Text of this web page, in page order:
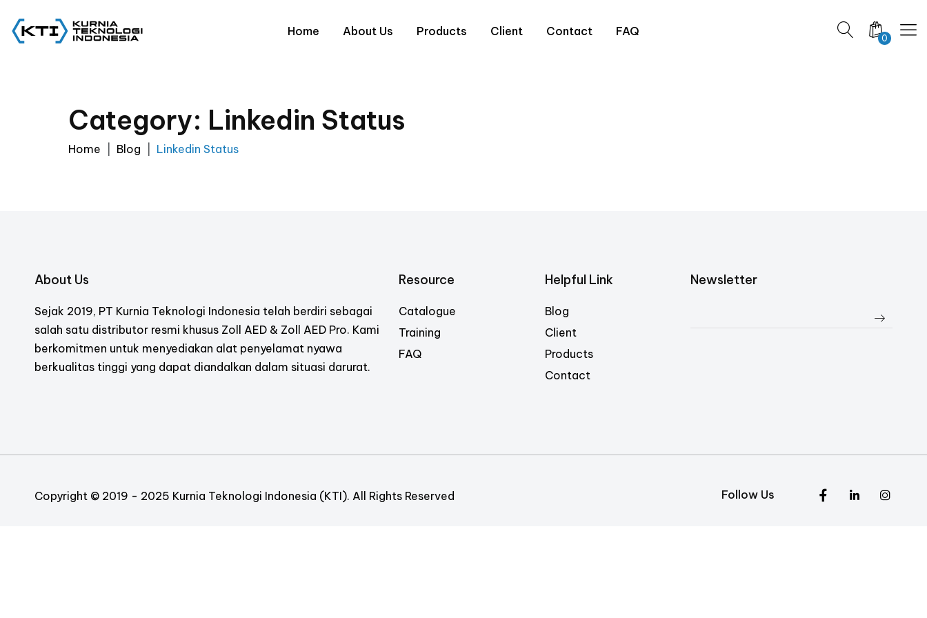
Home About Us Products Client Contact FAQ 0
Category: Linkedin Status
Home Blog Linkedin Status
About Us
Sejak 2019, PT Kurnia Teknologi Indonesia telah berdiri sebagai
salah satu distributor resmi khusus Zoll AED & Zoll AED Pro. Kami
berkomitmen untuk menyediakan alat penyelamat nyawa
berkualitas tinggi yang dapat diandalkan dalam situasi darurat.
Resource
Catalogue
Training
FAQ
Helpful Link
Blog
Client
Products
Contact
Newsletter
Copyright © 2019 - 2025 Kurnia Teknologi Indonesia (KTI). All Rights Reserved Follow Us